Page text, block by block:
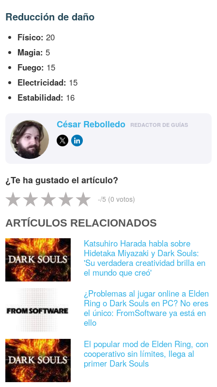
Reducción de daño
Físico: 20
Magia: 5
Fuego: 15
Electricidad: 15
Estabilidad: 16
César Rebolledo REDACTOR DE GUÍAS
¿Te ha gustado el artículo?
-/5 (0 votos)
ARTÍCULOS RELACIONADOS
Katsuhiro Harada habla sobre
Hidetaka Miyazaki y Dark Souls:
'Su verdadera creatividad brilla en
el mundo que creó'
¿Problemas al jugar online a Elden
Ring o Dark Souls en PC? No eres
el único: FromSoftware ya está en
ello
El popular mod de Elden Ring, con
cooperativo sin límites, llega al
primer Dark Souls